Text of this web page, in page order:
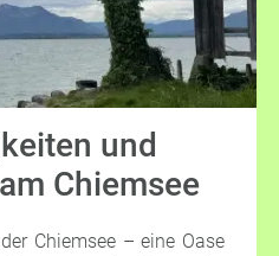
und
Chiemsee
Chiemsee – eine Oase